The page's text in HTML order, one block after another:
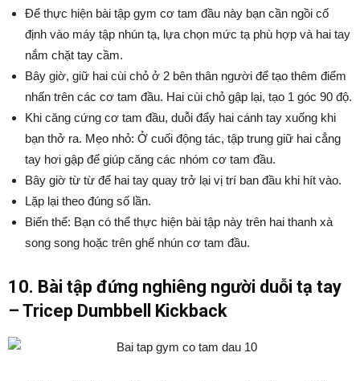
Để thực hiện bài tập gym cơ tam đầu này bạn cần ngồi cố
định vào máy tập nhún tạ, lựa chọn mức tạ phù hợp và hai tay
nắm chặt tay cầm.
Bây giờ, giữ hai cùi chỏ ở 2 bên thân người để tạo thêm điểm
nhấn trên các cơ tam đầu. Hai cùi chỏ gập lại, tạo 1 góc 90 độ.
Khi căng cứng cơ tam đầu, duỗi đẩy hai cánh tay xuống khi
bạn thở ra. Mẹo nhỏ: Ở cuối động tác, tập trung giữ hai cẳng
tay hơi gập để giúp căng các nhóm cơ tam đầu.
Bây giờ từ từ để hai tay quay trở lại vị trí ban đầu khi hít vào.
Lặp lại theo đúng số lần.
Biến thể: Bạn có thể thực hiện bài tập này trên hai thanh xà
song song hoặc trên ghế nhún cơ tam đầu.
10. Bài tập đứng nghiêng người duỗi tạ tay
– Tricep Dumbbell Kickback